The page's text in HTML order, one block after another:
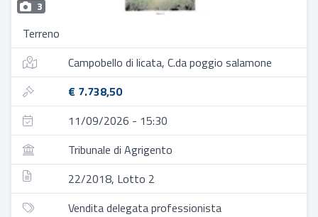
3
Terreno
Campobello di licata, C.da poggio salamone
€ 7.738,50
11/09/2026 - 15:30
Tribunale di Agrigento
22/2018, Lotto 2
Vendita delegata professionista